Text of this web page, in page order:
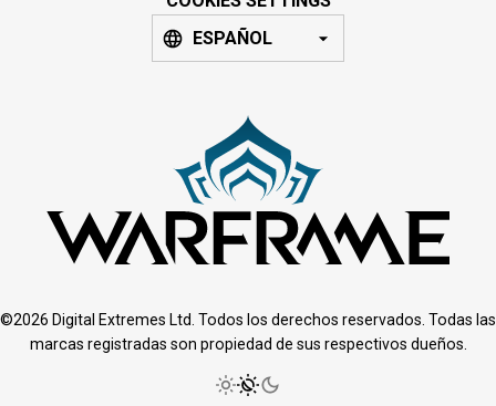
ESPAÑOL
©2026 Digital Extremes Ltd. Todos los derechos reservados. Todas las
marcas registradas son propiedad de sus respectivos dueños.